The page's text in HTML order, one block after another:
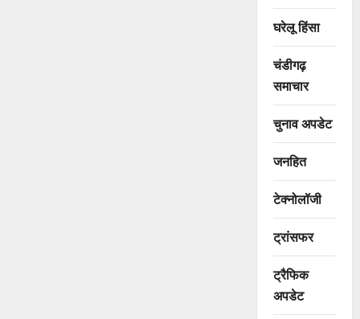
घरेलू हिंसा
चंडीगढ़
समाचार
चुनाव अपडेट
जनहित
टेक्नोलॉजी
ट्रांसफर
ट्रैफिक
अपडेट